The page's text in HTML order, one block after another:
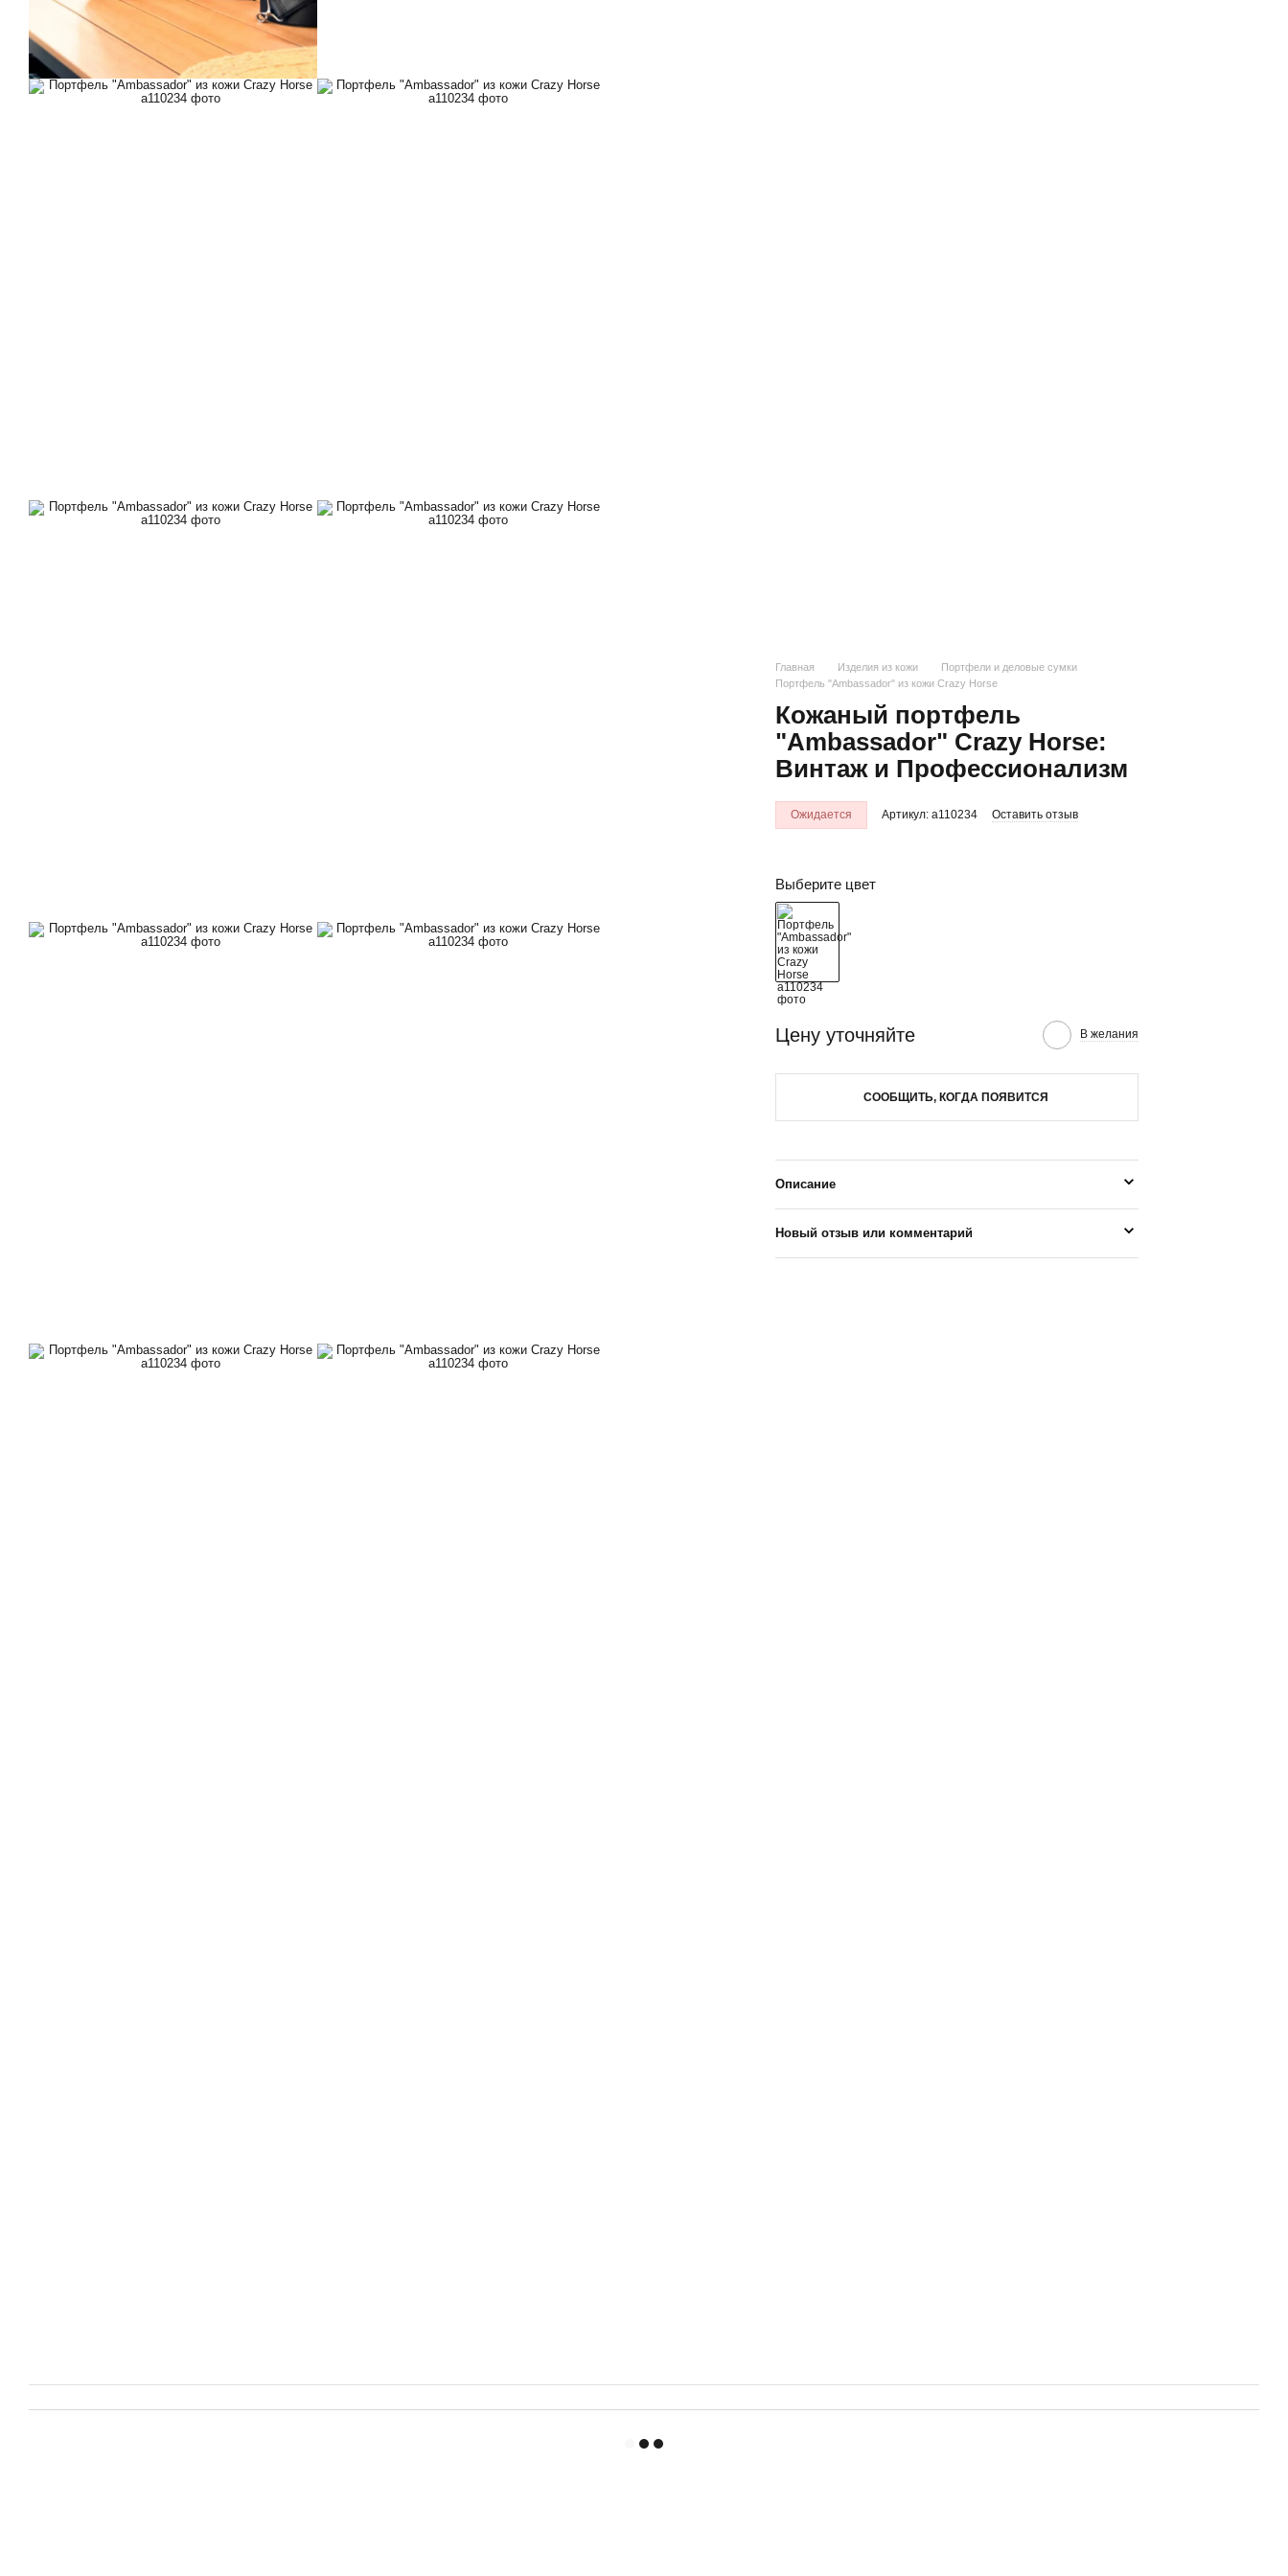
Главная Изделия из кожи
Портфели и деловые сумки
Портфель "Ambassador" из кожи Crazy Horse
Кожаный портфель
"Ambassador" Crazy Horse:
Винтаж и Профессионализм
Ожидается Артикул: a110234 Оставить отзыв
Выберите цвет
Цену уточняйте В желания
СООБЩИТЬ, КОГДА ПОЯВИТСЯ
Описание
Новый отзыв или комментарий